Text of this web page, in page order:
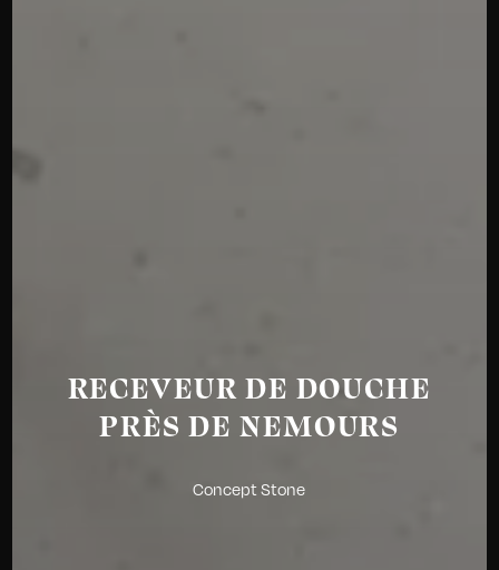
RECEVEUR DE DOUCHE
PRÈS DE NEMOURS
Concept Stone